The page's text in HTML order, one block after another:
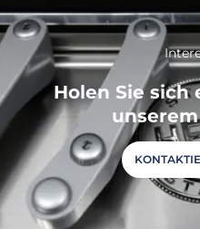
Holen Sie sich